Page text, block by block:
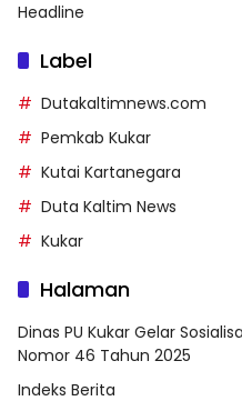
Headline
Label
Dutakaltimnews.com
Pemkab Kukar
Kutai Kartanegara
Duta Kaltim News
Kukar
Halaman
Dinas PU Kukar Gelar
Nomor 46 Tahun 2025
Indeks Berita